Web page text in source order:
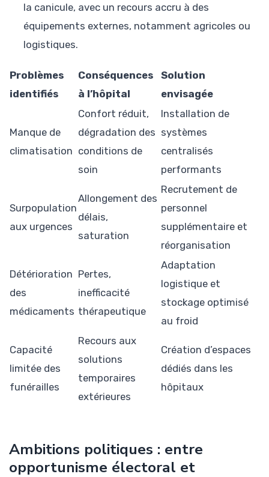
la canicule, avec un recours accru à des
équipements externes, notamment agricoles ou
logistiques.
Problèmes
identifiés
Conséquences
à l’hôpital
Solution
envisagée
Manque de
climatisation
Confort réduit,
dégradation des
conditions de
soin
Installation de
systèmes
centralisés
performants
Surpopulation
aux urgences
Allongement des
délais,
saturation
Recrutement de
personnel
supplémentaire et
réorganisation
Détérioration
des
médicaments
Pertes,
inefficacité
thérapeutique
Adaptation
logistique et
stockage optimisé
au froid
Capacité
limitée des
funérailles
Recours aux
solutions
temporaires
extérieures
Création d’espaces
dédiés dans les
hôpitaux
Ambitions politiques : entre
opportunisme électoral et